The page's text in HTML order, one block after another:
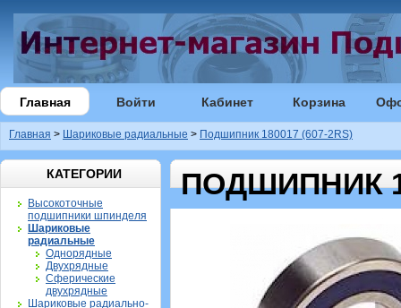
Главная Войти Кабинет Корзина
Главная > Шариковые радиальные > Подшипник 180017 (607-2RS)
КАТЕГОРИИ
Высокоточные
подшипники шпинделя
Шариковые
радиальные
Однорядные
Двухрядные
Сферические
двухрядные
Шариковые радиально-
ПОДШИПНИК